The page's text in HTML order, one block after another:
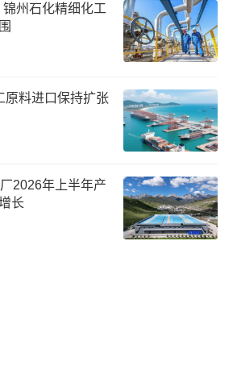
州石化精细化工
原料进口保持扩张
2026年上半年产
长